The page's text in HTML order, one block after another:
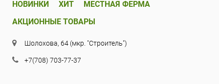
НОВИНКИ ХИТ
МЕСТНАЯ ФЕРМА
АКЦИОННЫЕ ТОВАРЫ
Шолохова, 64 (мкр. "Строитель")
+7(708) 703-77-37